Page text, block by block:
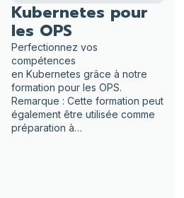
Kubernetes pour
les OPS
Perfectionnez vos
compétences
en Kubernetes grâce à notre
formation pour les OPS.
Remarque : Cette formation peut
également être utilisée comme
préparation à…